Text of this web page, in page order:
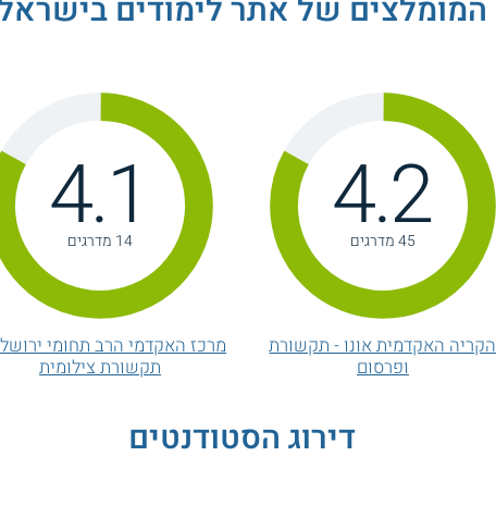
המומלצים של אתר לימודים
4.2
45 מדרגים
הקריה האקדמית אונו - תקשורת
ופרסום
4.1
14 מדרגים
מרכז האקדמי הרב תחומי
תקשורת צילומית
דירוג הסטודנטים